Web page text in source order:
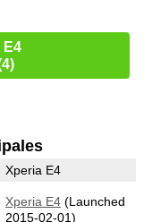
E4
Xperia E4
Xperia E4(Launched
2015-02-01)